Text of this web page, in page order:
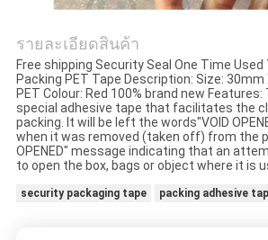
เว็บไซต์
นโยบาย
ความ
เป็น
รายละเอียดสินค้า
Free shipping Security Seal One Time
Packing PET Tape Description: Size:
PET Colour: Red 100% brand new
special adhesive tape that facilitates the
packing. It will be left the words"VOID
when it was removed (taken off) from the
OPENED" message indicating that an
to open the box, bags or object where it is
security packaging tape packing adhesive